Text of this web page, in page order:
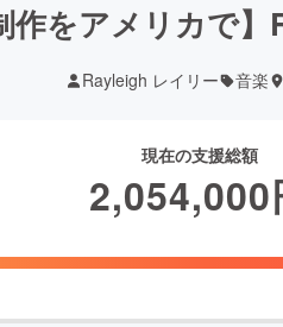
作をアメリカで
Rayleigh レイリー 音楽
現在の支援総額
2,054,000